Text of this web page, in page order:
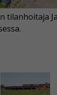
tilanhoitaja